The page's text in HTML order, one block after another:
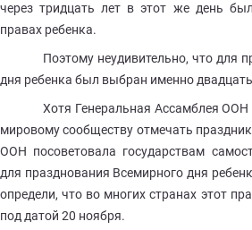
через тридцать лет в этот же день
правах ребенка.
Поэтому неудивительно, что для
дня ребенка был выбран именно
Хотя Генеральная Ассамблея
мировому сообществу отмечать праздник
ООН посоветовала государствам
для празднования Всемирного дня
определи, что во многих странах этот
под датой 20 ноября.